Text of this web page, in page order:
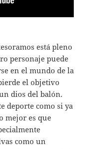
está pleno
personaje puede
en el mundo de la
el objetivo
dios del balón.
deporte como si ya
mejor es que
como un